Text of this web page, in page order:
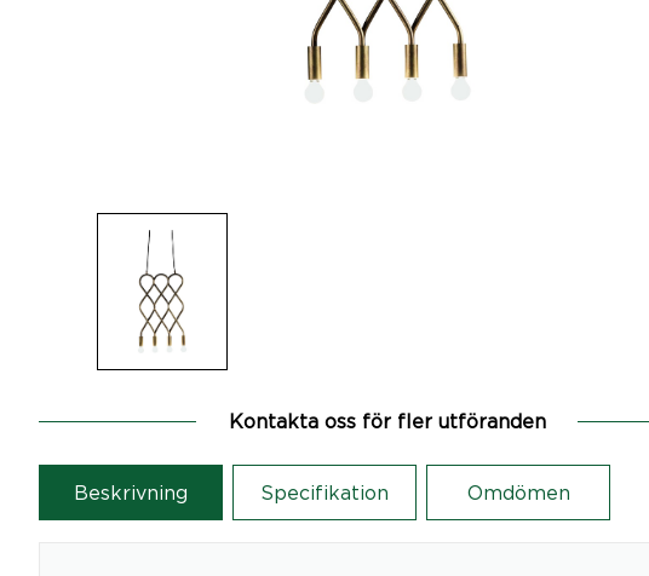
Kontakta oss för fler utföranden
Beskrivning Specifikation Omdömen